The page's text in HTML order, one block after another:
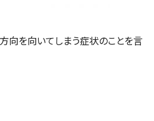
向を向いてしまう症状のことを言